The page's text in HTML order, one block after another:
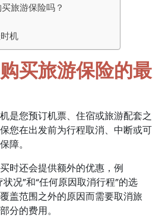
旅游保险吗？
机
买旅游保险的最
是您预订机票、住宿或旅游配套之
您在出发前为行程取消、中断或可
障。
时还会提供额外的优惠，例
况”和“任何原因取消行程”的选
盖范围之外的原因而需要取消旅
分的费用。